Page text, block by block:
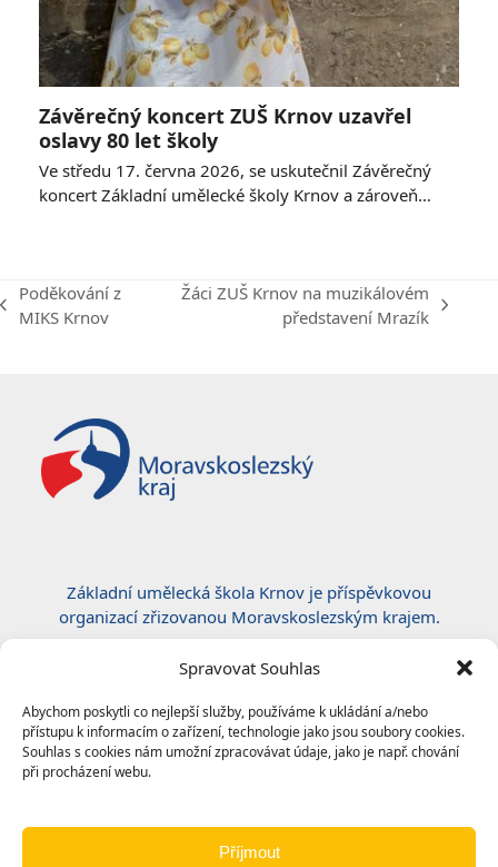
Spravovat Souhlas
Abychom poskytli co nejlepší služby, používáme k ukládání a/nebo
přístupu k informacím o zařízení, technologie jako jsou soubory cookies.
Souhlas s cookies nám umožní zpracovávat údaje, jako je např. chování
při procházení webu.
Příjmout
Závěrečný koncert ZUŠ Krnov uzavřel
oslavy 80 let školy
Ve středu 17. června 2026, se uskutečnil Závěrečný
koncert Základní umělecké školy Krnov a zároveň…
previous
Poděkování z
MIKS Krnov
Žáci ZUŠ Krnov na muzikálovém
představení Mrazík
Základní umělecká škola Krnov je příspěvkovou
organizací zřizovanou Moravskoslezským krajem.
Certifikace ČSN EN ISO 50001:2019